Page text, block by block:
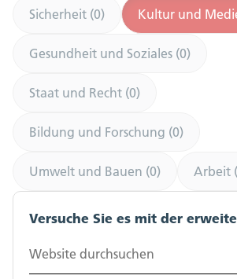
Sicherheit (0) Kultur und
Gesundheit und Soziales (0)
Staat und Recht (0)
Bildung und Forschung (0)
Umwelt und Bauen (0) Arbeit
Versuche Sie es mit der
Website durchsuchen